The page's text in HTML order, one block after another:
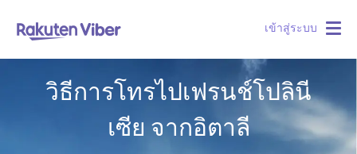
เข้าสู่ระบบ
วิธีการโทรไปเฟรนช์โปลินี
เซีย จากอิตาลี